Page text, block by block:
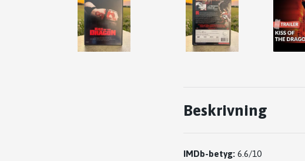
Beskrivning
IMDb-betyg: 6.6/10